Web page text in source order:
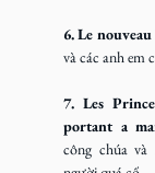
6. Le
và các anh em
7. Les
portant a
công chúa